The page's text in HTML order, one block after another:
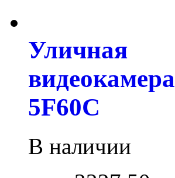
Уличная
видеокамера
5F60C
В наличии